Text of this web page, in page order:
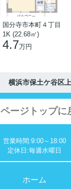
国分寺市本町４丁目
1K (22.68㎡)
4.7万円
横浜市保土ケ谷区
ページトップに
営業時間:9:00～18:00
定休日:毎週水曜日
ホーム